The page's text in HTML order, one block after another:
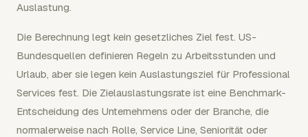
Auslastung.
Die Berechnung legt kein gesetzliches Ziel fest. US-
Bundesquellen definieren Regeln zu Arbeitsstunden und
Urlaub, aber sie legen kein Auslastungsziel für Professional
Services fest. Die Zielauslastungsrate ist eine Benchmark-
Entscheidung des Unternehmens oder der Branche, die
normalerweise nach Rolle, Service Line, Seniorität oder